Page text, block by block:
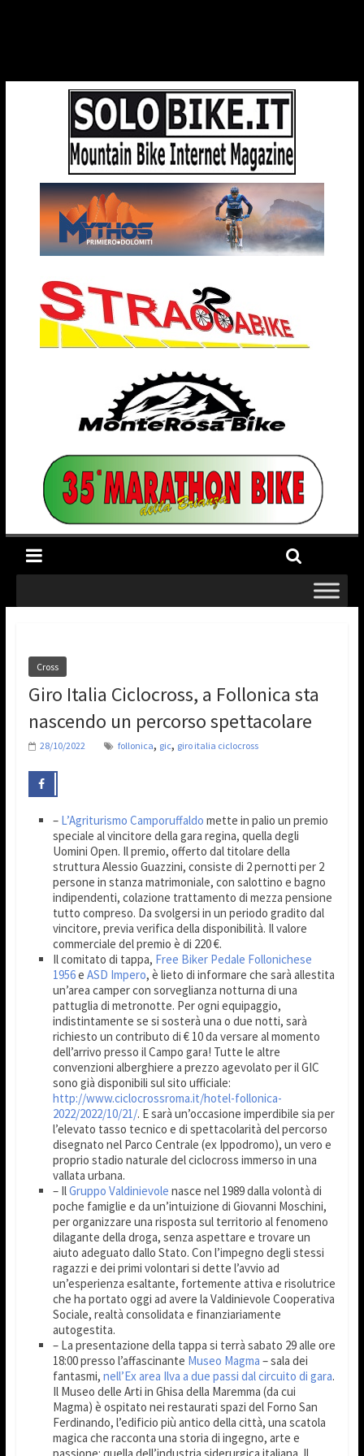
Cross
Giro Italia Ciclocross, a Follonica sta
nascendo un percorso spettacolare
28/10/2022 follonica, gic, giro italia ciclocross
– L’Agriturismo Camporuffaldo mette in palio un premio
speciale al vincitore della gara regina, quella degli
Uomini Open. Il premio, offerto dal titolare della
struttura Alessio Guazzini, consiste di 2 pernotti per 2
persone in stanza matrimoniale, con salottino e bagno
indipendenti, colazione trattamento di mezza pensione
tutto compreso. Da svolgersi in un periodo gradito dal
vincitore, previa verifica della disponibilità. Il valore
commerciale del premio è di 220 €.
Il comitato di tappa, Free Biker Pedale Follonichese
1956e ASD Impero, è lieto di informare che sarà allestita
un’area camper con sorveglianza notturna di una
pattuglia di metronotte. Per ogni equipaggio,
indistintamente se si sosterà una o due notti, sarà
richiesto un contributo di € 10 da versare al momento
dell’arrivo presso il Campo gara! Tutte le altre
convenzioni alberghiere a prezzo agevolato per il GIC
sono già disponibili sul sito ufficiale:
http://www.ciclocrossroma.it/hotel-follonica-
2022/2022/10/21/. E sarà un’occasione imperdibile sia per
l’elevato tasso tecnico e di spettacolarità del percorso
disegnato nel Parco Centrale (ex Ippodromo), un vero e
proprio stadio naturale del ciclocross immerso in una
vallata urbana.
– IlGruppo Valdinievole nasce nel 1989 dalla volontà di
poche famiglie e da un’intuizione di Giovanni Moschini,
per organizzare una risposta sul territorio al fenomeno
dilagante della droga, senza aspettare e trovare un
aiuto adeguato dallo Stato. Con l’impegno degli stessi
ragazzi e dei primi volontari si dette l’avvio ad
un’esperienza esaltante, fortemente attiva e risolutrice
che ha portato oggi ad avere la Valdinievole Cooperativa
Sociale, realtà consolidata e finanziariamente
autogestita.
– La presentazione della tappa si terrà sabato 29 alle ore
18:00 presso l’affascinante Museo Magma – sala dei
fantasmi, nell’Ex area Ilva a due passi dal circuito di gara.
Il Museo delle Arti in Ghisa della Maremma (da cui
Magma) è ospitato nei restaurati spazi del Forno San
Ferdinando, l’edificio più antico della città, una scatola
magica che racconta una storia di ingegno, arte e